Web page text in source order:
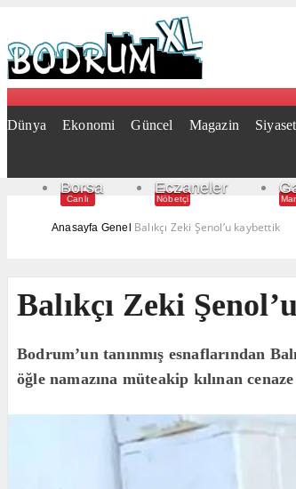
Dünya Ekonomi Güncel Magazin Siyaset
Borsa
Canlı
Eczaneler
Nöbetçi
Anasayfa Genel Balıkçı Zeki Şenol’u kaybettik
Balıkçı Zeki
Bodrum’un tanınmış esnaflarından
öğle namazına müteakip kılınan